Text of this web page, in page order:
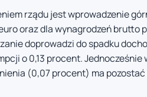
rządu jest wprowadzenie
oraz dla wynagrodzeń brutto
doprowadzi do spadku
o 0,13 procent.
(0,07 procent) ma pozostać